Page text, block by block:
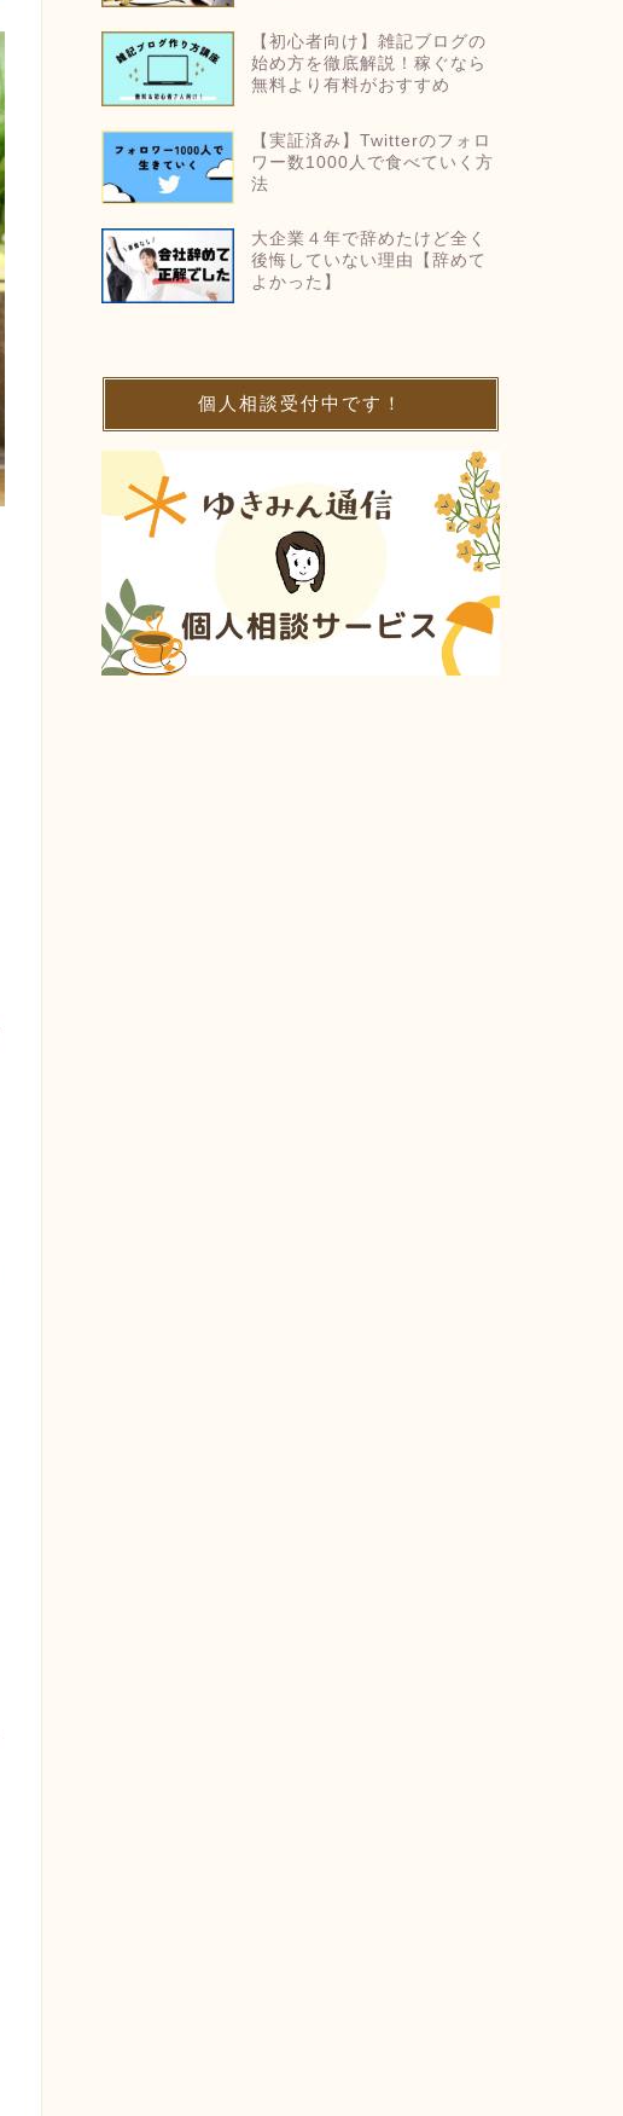
【初心者向け】雑記ブログの
始め方を徹底解説！稼ぐなら
無料より有料がおすすめ
【実証済み】Twitterのフォロ
ワー数1000人で食べていく方
法
大企業４年で辞めたけど全く
後悔していない理由【辞めて
よかった】
個人相談受付中です！